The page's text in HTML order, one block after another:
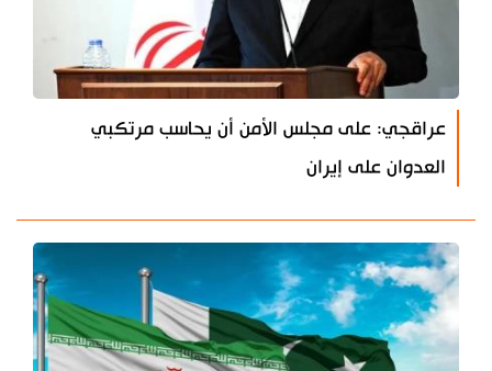
عراقجي: على مجلس الأمن أن يحاسب مرتكبي
العدوان على إيران